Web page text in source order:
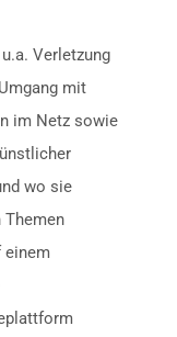
Verletzung
mit
im Netz sowie
wo sie
Themen
einem